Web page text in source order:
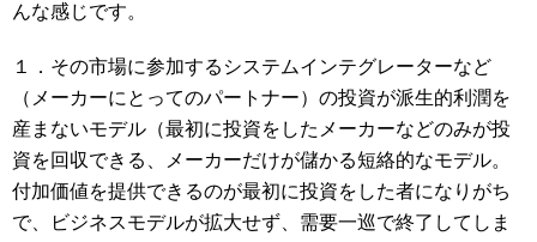
んな感じです。
１．その市場に参加するシステムインテグレーターなど
（メーカーにとってのパートナー）の投資が派生的利潤を
産まないモデル（最初に投資をしたメーカーなどのみが投
資を回収できる、メーカーだけが儲かる短絡的なモデル。
付加価値を提供できるのが最初に投資をした者になりがち
で、ビジネスモデルが拡大せず、需要一巡で終了してしま